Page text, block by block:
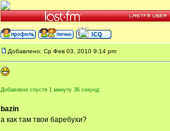
Добавлено: Ср Фев 03, 2010 9:14 pm
Добавлено спустя 1 минуту 36 секунд:
bazin
а как там твои баребухи?